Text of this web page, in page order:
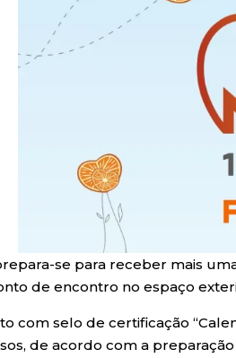
se para receber mais
de encontro no espaço
com selo de certificação
de acordo com a